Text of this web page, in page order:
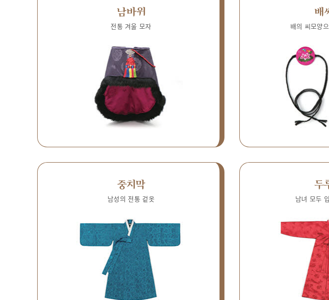
남바위
전통 겨울 모자
배
배의 씨모양
중치막
남성의 전통 겉옷
두
남녀 모두